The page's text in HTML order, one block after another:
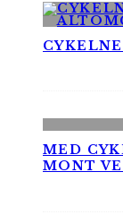
MED
MONT